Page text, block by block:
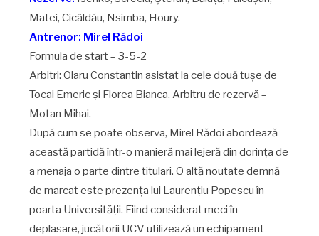
Matei, Cicâldău, Nsimba, Houry.
Antrenor: Mirel Rădoi
Formula de start – 3-5-2
Arbitri: Olaru Constantin asistat la cele două tușe de
Tocai Emeric și Florea Bianca. Arbitru de rezervă –
Motan Mihai.
După cum se poate observa, Mirel Rădoi abordează
această partidă într-o manieră mai lejeră din dorința de
a menaja o parte dintre titulari. O altă noutate demnă
de marcat este prezența lui Laurențiu Popescu în
poarta Universității. Fiind considerat meci în
deplasare, jucătorii UCV utilizează un echipament